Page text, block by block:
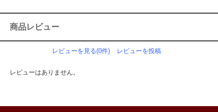
商品レビュー
レビューを見る(0件) レビューを投稿
レビューはありません。